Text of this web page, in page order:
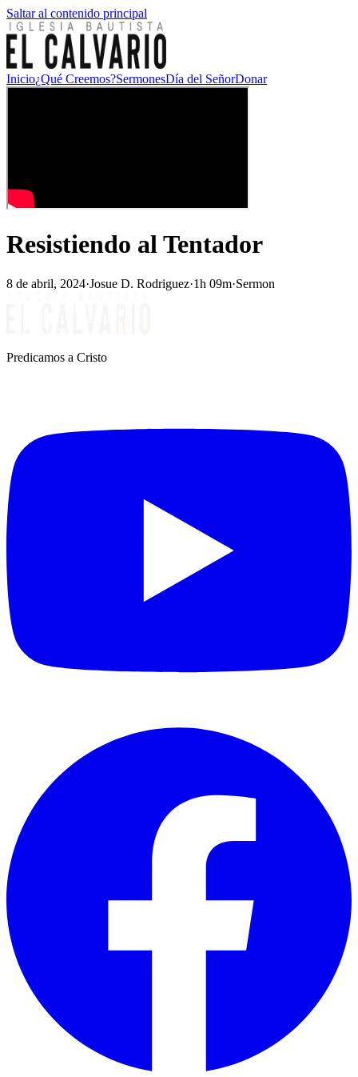
Saltar al contenido principal
Inicio¿Qué Creemos?SermonesDía del SeñorDonar
Resistiendo al Tentador
8 de abril, 2024·Josue D. Rodriguez·1h 09m·Sermon
Predicamos a Cristo